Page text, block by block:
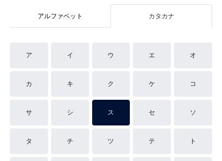
アルファベット カタカナ
ア イ ウ エ オ
カ キ ク ケ コ
サ シ ス セ ソ
タ チ ツ テ ト